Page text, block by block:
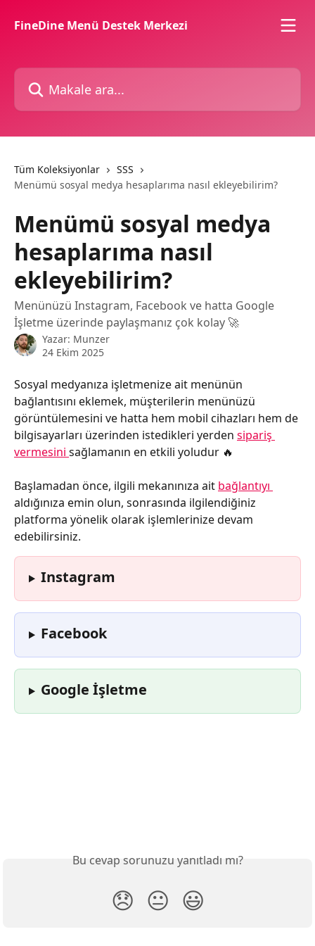
FineDine Menü Destek Merkezi
Makale ara...
Tüm Koleksiyonlar
SSS
Menümü sosyal medya hesaplarıma nasıl ekleyebilirim?
Menümü sosyal medya
hesaplarıma nasıl
ekleyebilirim?
Menünüzü Instagram, Facebook ve hatta Google
İşletme üzerinde paylaşmanız çok kolay 🚀
Yazar: Munzer
24 Ekim 2025
Sosyal medyanıza işletmenize ait menünün
bağlantısını eklemek, müşterilerin menünüzü
görüntülemesini ve hatta hem mobil cihazları hem de
bilgisayarları üzerinden istedikleri yerden sipariş
vermesini sağlamanın en etkili yoludur 🔥
Başlamadan önce, ilgili mekanınıza ait bağlantıyı
aldığınıza emin olun, sonrasında ilgilendiğiniz
platforma yönelik olarak işlemlerinize devam
edebilirsiniz.
Instagram
Facebook
Google İşletme
Bu cevap sorunuzu yanıtladı mı?
😞 😐 😃